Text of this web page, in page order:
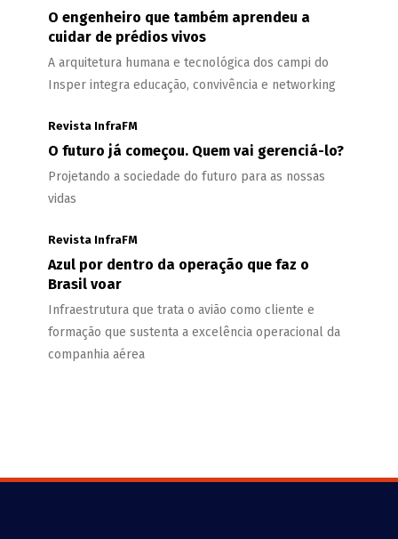
O engenheiro que também aprendeu a
cuidar de prédios vivos
A arquitetura humana e tecnológica dos campi do
Insper integra educação, convivência e networking
Revista InfraFM
O futuro já começou. Quem vai gerenciá-lo?
Projetando a sociedade do futuro para as nossas
vidas
Revista InfraFM
Azul por dentro da operação que faz o
Brasil voar
Infraestrutura que trata o avião como cliente e
formação que sustenta a excelência operacional da
companhia aérea